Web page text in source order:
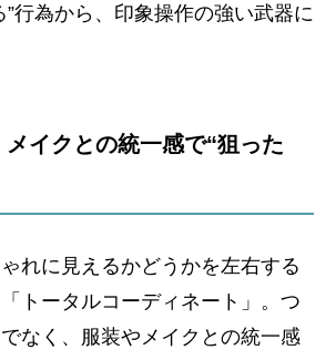
”行為から、印象操作の強い武器に
イクとの統一感で“狙った
れに見えるかどうかを左右する
トータルコーディネート」。つ
なく、服装やメイクとの統一感